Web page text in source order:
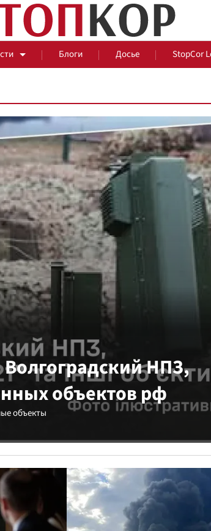
Блоги Досье StopCor
За оградой
События
НПЗ,
объектов рф
объекты